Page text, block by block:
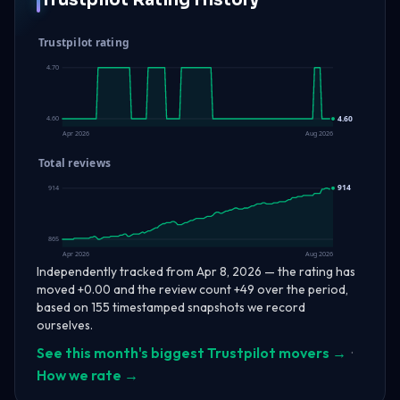
Trustpilot rating
4.70
4.60 4.60
Apr 2026 Aug 2026
Total reviews
914
865
914
Apr 2026 Aug 2026
Independently tracked from Apr 8, 2026 — the rating has
moved +0.00 and the review count +49 over the period,
based on 155 timestamped snapshots we record
ourselves.
See this month's biggest Trustpilot movers → ·
How we rate →